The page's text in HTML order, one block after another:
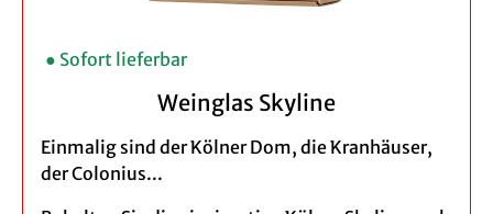
● Sofort lieferbar
Weinglas Skyline
Einmalig sind der Kölner Dom, die Kranhäuser,
der Colonius...